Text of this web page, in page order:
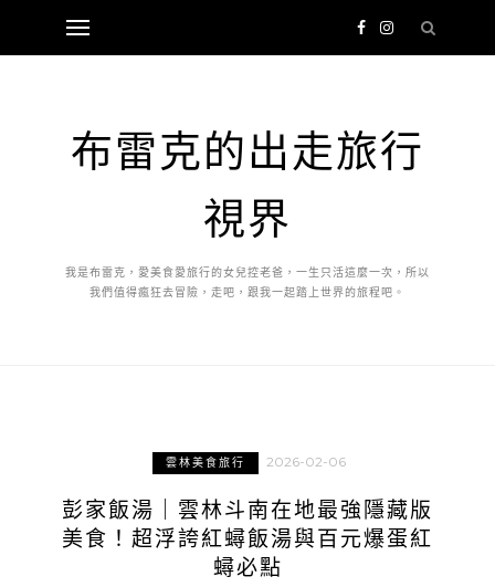
布雷克的出走旅行
視界
我是布雷克，愛美食愛旅行的女兒控老爸，一生只活這麼一次，所以
我們值得瘋狂去冒險，走吧，跟我一起踏上世界的旅程吧。
雲林美食旅行 2026-02-06
彭家飯湯｜雲林斗南在地最強隱藏版
美食！超浮誇紅蟳飯湯與百元爆蛋紅
蟳必點